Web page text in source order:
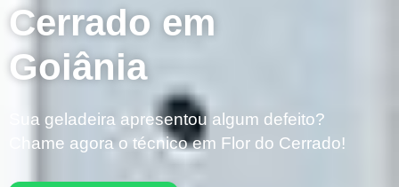
Cerrado em
Goiânia
Sua geladeira apresentou algum defeito?
Chame agora o técnico em Flor do Cerrado!